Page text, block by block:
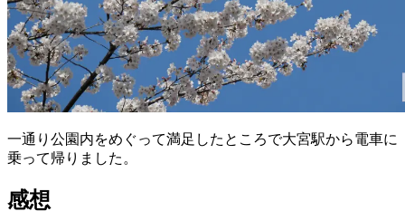
一通り公園内をめぐって満足したところで大宮駅から電車に
乗って帰りました。
感想